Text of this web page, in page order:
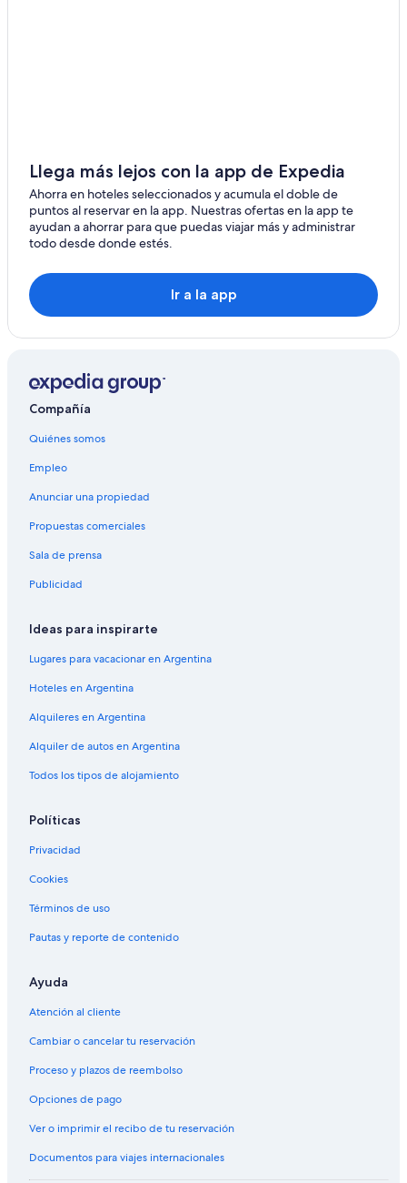
West Alvington
Frogmore y Sherford
Buckland-Tout-Saints
Chivelstone
Llega más lejos con la app de Expedia
Ahorra en hoteles seleccionados y acumula el doble de
puntos al reservar en la app. Nuestras ofertas en la app te
ayudan a ahorrar para que puedas viajar más y administrar
todo desde donde estés.
Ir a la app
Compañía
Quiénes somos
Empleo
Anunciar una propiedad
Propuestas comerciales
Sala de prensa
Publicidad
Ideas para inspirarte
Lugares para vacacionar en Argentina
Hoteles en Argentina
Alquileres en Argentina
Alquiler de autos en Argentina
Todos los tipos de alojamiento
Políticas
Privacidad
Cookies
Términos de uso
Pautas y reporte de contenido
Ayuda
Atención al cliente
Cambiar o cancelar tu reservación
Proceso y plazos de reembolso
Opciones de pago
Ver o imprimir el recibo de tu reservación
Documentos para viajes internacionales